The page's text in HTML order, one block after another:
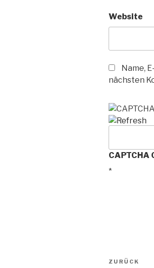
Website
Name,
nächsten
CAPTCHA
*
Vorheriger
ZURÜCK